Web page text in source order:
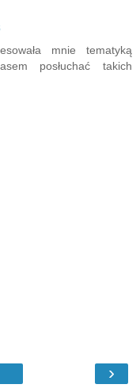
mnie tematyką
posłuchać takich
›